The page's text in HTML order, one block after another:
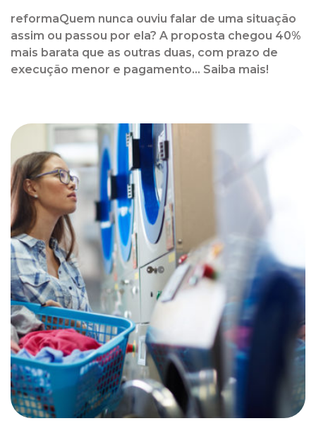
reformaQuem nunca ouviu falar de uma situação
assim ou passou por ela? A proposta chegou 40%
mais barata que as outras duas, com prazo de
execução menor e pagamento... Saiba mais!